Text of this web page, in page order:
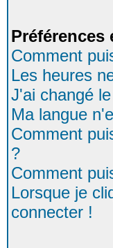
Préférences
Comment
Les heures
J'ai changé
Ma langue
Comment
?
Comment
Lorsque je
connecter !